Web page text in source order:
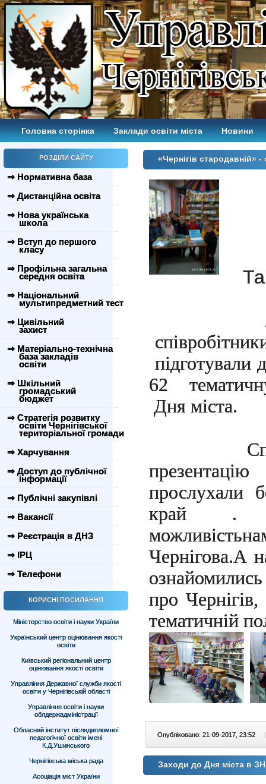
Головна сторінка Заклади освіти міста Новини
РОЗДІЛИ САЙТУ
⇒ Нормативна база
⇒ Дистанційна освіта
⇒ Нова українська
школа
⇒ Вступ до першого
класу
⇒ Профільна загальна
середня освіта
⇒ Національний
мультипредметний тест
⇒ Цивільний
захист
⇒ Матеріально-технічна
база закладів
освіти
⇒ Шкільний
громадський
бюджет
⇒ Стратегія розвитку
освіти Чернігівської
територіальної громади
⇒ Харчування
⇒ Доступ до публічної
інформації
⇒ Публічні закупівлі
⇒ Вакансії
⇒ Реєстрація в ДНЗ
⇒ ІРЦ
⇒ Телефони
КОРИСНІ ПОСИЛАННЯ
Міністерство освіти і науки України
Український центр оцінювання якості
освіти
Київський регіональний центр
оцінювання якості освіти
Управління Державної служби якості
освіти у Чернігівській області
Управління освіти і науки
облдержадміністрації
Обласний інститут післядипломної
педагогічної освіти імені
К.Д.Ушинського
Чернігівська міська рада
Асоціація міст України
«Чернігів стародавній»
21
підготували
62
Дня міста.
С
прослухали
край
можливість
Чернігова.А
про Чернігів,
тематичній
Опубліковано: 21-09-2017, 23:52 |
Заходи до Дня міста в